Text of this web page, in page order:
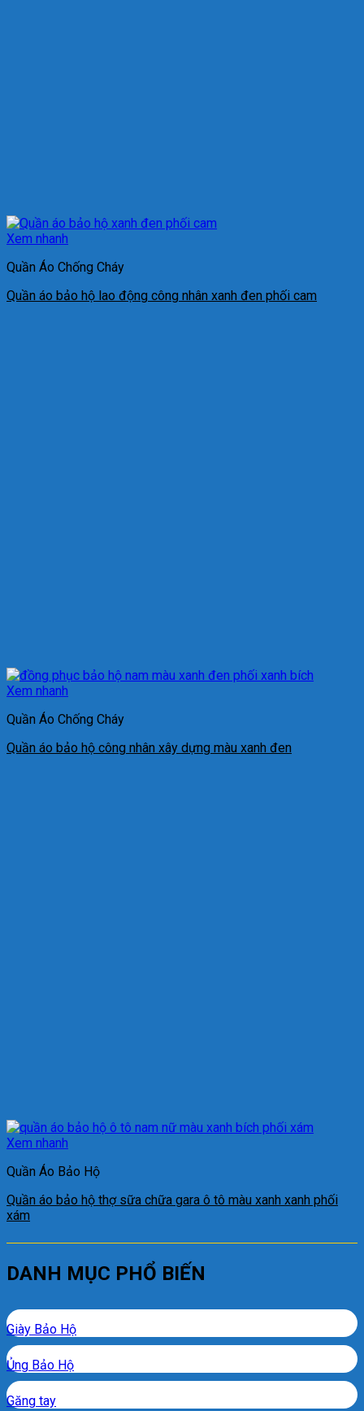
Xem nhanh
Quần Áo Chống Cháy
Quần áo bảo hộ lao động công nhân xanh đen phối cam
Xem nhanh
Quần Áo Chống Cháy
Quần áo bảo hộ công nhân xây dựng màu xanh đen
Xem nhanh
Quần Áo Bảo Hộ
Quần áo bảo hộ thợ sữa chữa gara ô tô màu xanh xanh phối
xám
DANH MỤC PHỔ BIẾN
Giày Bảo Hộ
Ủng Bảo Hộ
Găng tay